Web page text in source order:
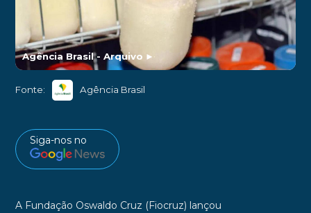
Agência Brasil - Arquivo ►
Fonte: Agência Brasil
Siga-nos no
A Fundação Oswaldo Cruz (Fiocruz) lançou